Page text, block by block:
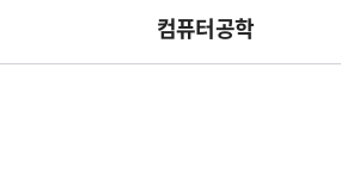
컴퓨터공학